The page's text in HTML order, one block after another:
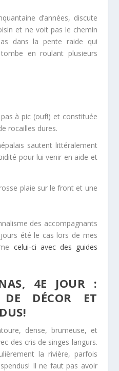
d’années, discute
et ne voit pas le chemin
dans la pente raide qui
en roulant plusieurs
à pic (ouf!) et constituée
rocailles dures.
sautent littéralement
pour lui venir en aide et
plaie sur le front et une
des accompagnants
été le cas lors de mes
celui-ci avec des guides
4E JOUR :
DE DÉCOR ET
dense, brumeuse, et
des cris de singes langurs.
la rivière, parfois
Il ne faut pas avoir